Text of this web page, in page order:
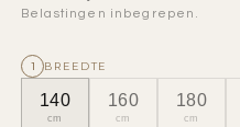
prijs
Belastingen inbegrepen.
140x200cm €1.695,00
1 BREEDTE
140
cm
160
cm
180
cm